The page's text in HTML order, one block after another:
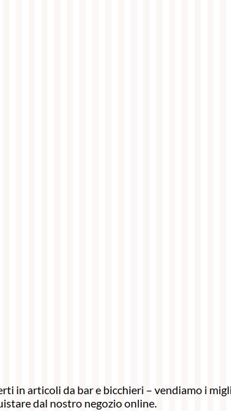
in articoli da bar e bicchieri – vendiamo i
dal nostro negozio online.